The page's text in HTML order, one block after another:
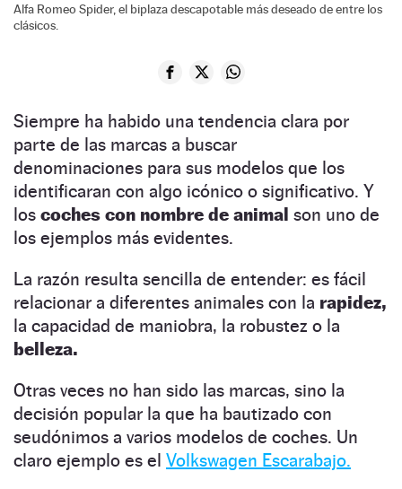
Alfa Romeo Spider, el biplaza descapotable más deseado de entre los
clásicos.
Siempre ha habido una tendencia clara por
parte de las marcas a buscar
denominaciones para sus modelos que los
identificaran con algo icónico o significativo. Y
los coches con nombre de animal son uno de
los ejemplos más evidentes.
La razón resulta sencilla de entender: es fácil
relacionar a diferentes animales con la rapidez,
la capacidad de maniobra, la robustez o la
belleza.
Otras veces no han sido las marcas, sino la
decisión popular la que ha bautizado con
seudónimos a varios modelos de coches. Un
claro ejemplo es el Volkswagen Escarabajo.